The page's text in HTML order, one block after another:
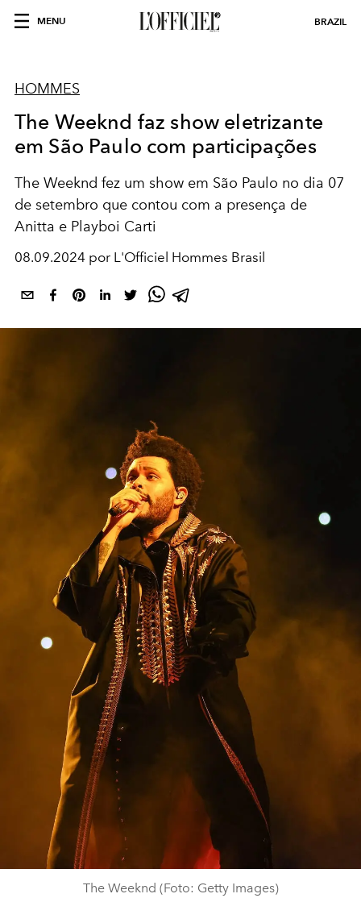
MENU BRAZIL
HOMMES
The Weeknd faz show eletrizante
em São Paulo com participações
The Weeknd fez um show em São Paulo no dia 07
de setembro que contou com a presença de
Anitta e Playboi Carti
08.09.2024 por L'Officiel Hommes Brasil
The Weeknd (Foto: Getty Images)